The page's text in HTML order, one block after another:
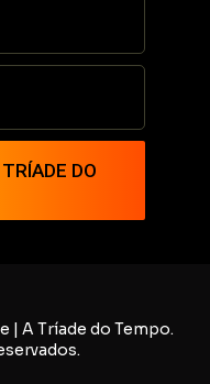
DO
| A Tríade do Tempo.